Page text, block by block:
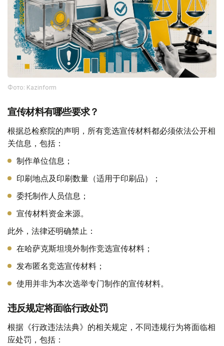
Фото: Kazinform
宣传材料有哪些要求？
根据总检察院的声明，所有竞选宣传材料都必须依法公开相
关信息，包括：
制作单位信息；
印刷地点及印刷数量（适用于印刷品）；
委托制作人员信息；
宣传材料资金来源。
此外，法律还明确禁止：
在哈萨克斯坦境外制作竞选宣传材料；
发布匿名竞选宣传材料；
使用并非为本次选举专门制作的宣传材料。
违反规定将面临行政处罚
根据《行政违法法典》的相关规定，不同违规行为将面临相
应处罚，包括：